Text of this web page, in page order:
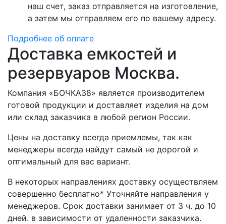
наш счет, заказ отправляется на изготовление,
а затем мы отправляем его по вашему адресу.
Подробнее об оплате
Доставка емкостей и
резервуаров Москва.
Компания «БОЧКА38» является производителем
готовой продукции и доставляет изделия на дом
или склад заказчика в любой регион России.
Цены на доставку всегда приемлемы, так как
менеджеры всегда найдут самый не дорогой и
оптимальный для вас вариант.
В некоторых направлениях доставку осуществляем
совершенно бесплатно* Уточняйте направления у
менеджеров. Срок доставки занимает от 3 ч. до 10
дней. в зависимости от удаленности заказчика.